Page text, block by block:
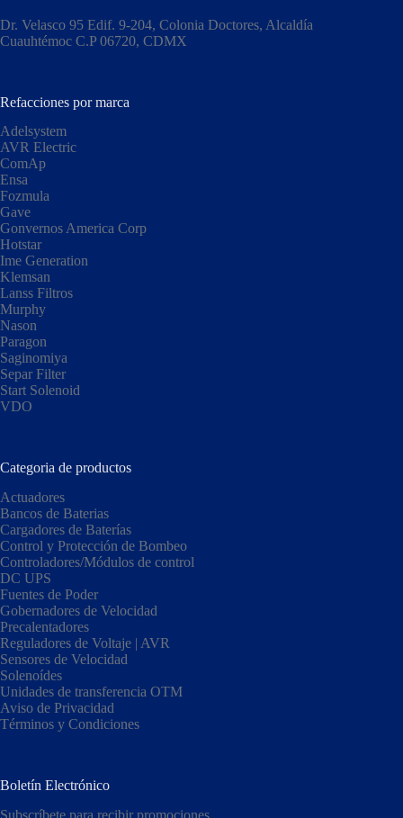
Dr. Velasco 95 Edif. 9-204, Colonia Doctores, Alcaldía
Cuauhtémoc C.P 06720, CDMX​
Refacciones por marca
Adelsystem
AVR Electric
ComAp
Ensa
Fozmula
Gave
Gonvernos America Corp
Hotstar
Ime Generation
Klemsan
Lanss Filtros
Murphy
Nason
Paragon
Saginomiya
Separ Filter
Start Solenoid
VDO
Categoria de productos
Actuadores
Bancos de Baterias
Cargadores de Baterías
Control y Protección de Bombeo
Controladores/Módulos de control
DC UPS
Fuentes de Poder
Gobernadores de Velocidad
Precalentadores
Reguladores de Voltaje | AVR
Sensores de Velocidad
Solenoídes
Unidades de transferencia OTM
Aviso de Privacidad
Términos y Condiciones
Boletín Electrónico
Subscríbete para recibir promociones.